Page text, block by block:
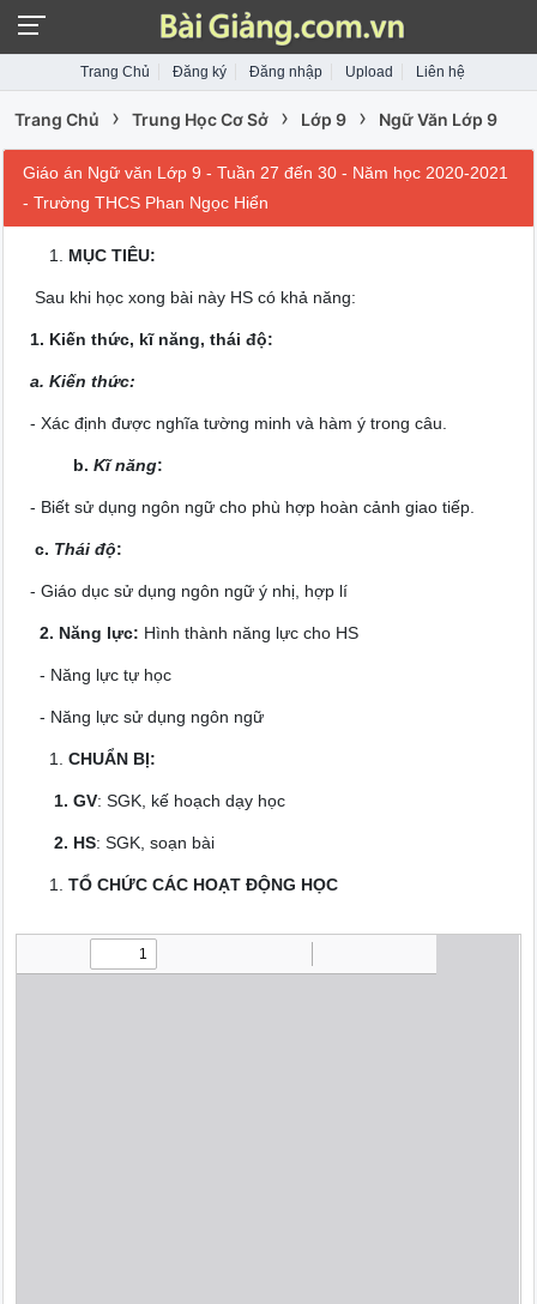
Trang Chủ Đăng ký Đăng nhập Upload Liên hệ
Trang Chủ › Trung Học Cơ Sở › Lớp 9 › Ngữ Văn Lớp 9
Giáo án Ngữ văn Lớp 9 - Tuần 27 đến 30 - Năm học 2020-2021
- Trường THCS Phan Ngọc Hiển
MỤC TIÊU:
Sau khi học xong bài này HS có khả năng:
1. Kiến thức, kĩ năng, thái độ:
a. Kiến thức:
- Xác định được nghĩa tường minh và hàm ý trong câu.
b.Kĩ năng:
- Biết sử dụng ngôn ngữ cho phù hợp hoàn cảnh giao tiếp.
c. Thái độ:
- Giáo dục sử dụng ngôn ngữ ý nhị, hợp lí
2. Năng lực: Hình thành năng lực cho HS
- Năng lực tự học
- Năng lực sử dụng ngôn ngữ
CHUẨN BỊ:
1. GV: SGK, kế hoạch dạy học
2. HS: SGK, soạn bài
TỔ CHỨC CÁC HOẠT ĐỘNG HỌC